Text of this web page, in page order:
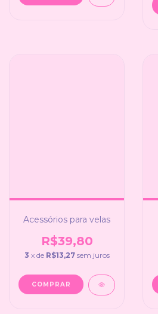
Acessórios para velas
R$39,80
3 x de R$13,27 sem juros
COMPRAR